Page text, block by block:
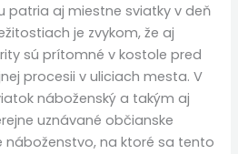
patria aj miestne sviatky v deň
je zvykom, že aj
sú prítomné v kostole pred
procesii v uliciach mesta. V
náboženský a takým aj
uznávané občianske
náboženstvo, na ktoré sa tento